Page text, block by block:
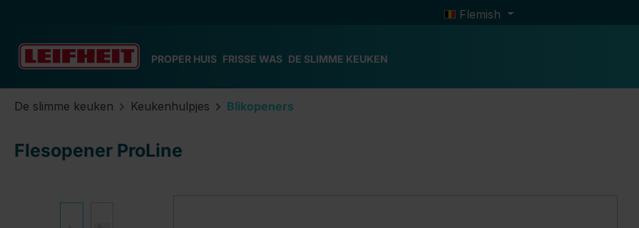
Flemish
PROPER HUIS FRISSE WAS DE SLIMME KEUKEN
De slimme keuken Keukenhulpjes Blikopeners
Flesopener ProLine